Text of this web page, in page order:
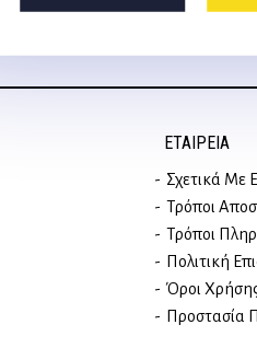
ΕΤΑΙΡΕΊΑ
Σχετικά Με
Τρόποι
Τρόποι
Πολιτική
Όροι
Προστασία